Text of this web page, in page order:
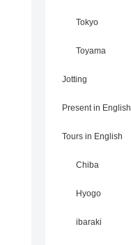
Tokyo
Toyama
Jotting
Present in English
Tours in English
Chiba
Hyogo
ibaraki